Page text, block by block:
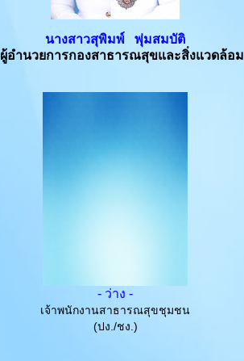
นางสาวสุพิมพ์ พุ่มสมบัติ
ผู้อำนวยการกองสาธารณสุขและสิ่งแวดล้อม
- ว่าง -
เจ้าพนักงานสาธารณสุขชุมชน
(ปง./ชง.)